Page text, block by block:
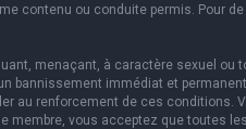
contenu ou conduite permis. Pour
menaçant, à caractère sexuel
bannissement immédiat et
renforcement de ces conditions.
membre, vous acceptez que toutes